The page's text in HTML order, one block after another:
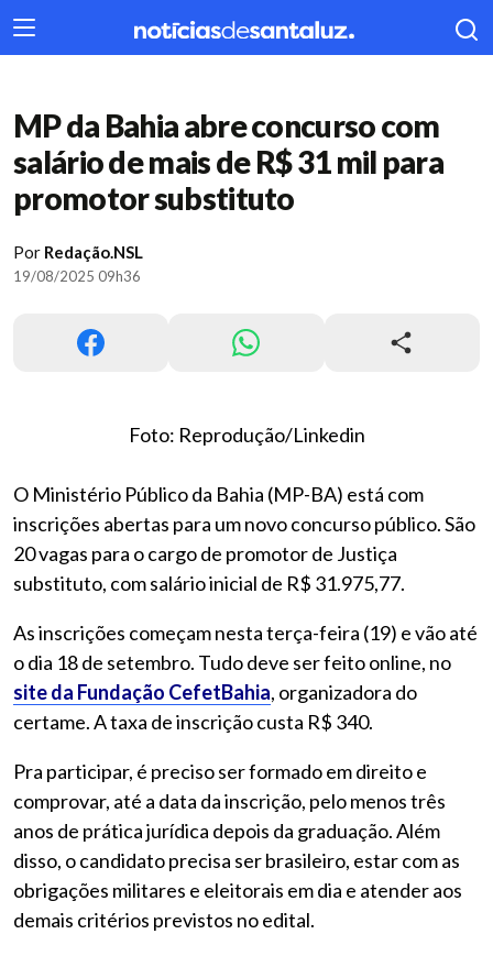
MP da Bahia abre concurso com
salário de mais de R$ 31 mil para
promotor substituto
Por Redação.NSL
19/08/2025 09h36
Foto: Reprodução/Linkedin
O Ministério Público da Bahia (MP-BA) está com
inscrições abertas para um novo concurso público. São
20 vagas para o cargo de promotor de Justiça
substituto, com salário inicial de R$ 31.975,77.
As inscrições começam nesta terça-feira (19) e vão até
o dia 18 de setembro. Tudo deve ser feito online, no
site da Fundação CefetBahia, organizadora do
certame. A taxa de inscrição custa R$ 340.
Pra participar, é preciso ser formado em direito e
comprovar, até a data da inscrição, pelo menos três
anos de prática jurídica depois da graduação. Além
disso, o candidato precisa ser brasileiro, estar com as
obrigações militares e eleitorais em dia e atender aos
demais critérios previstos no edital.